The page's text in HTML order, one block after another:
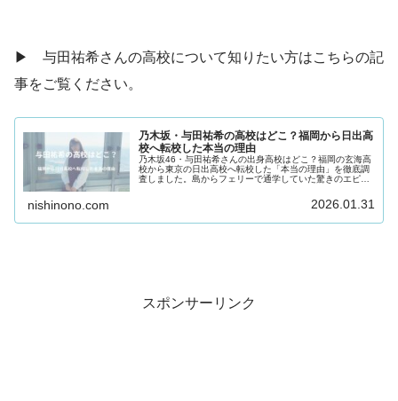
▶ 与田祐希さんの高校について知りたい方はこちらの記
事をご覧ください。
乃木坂・与田祐希の高校はどこ？福岡から日出高
校へ転校した本当の理由
乃木坂46・与田祐希さんの出身高校はどこ？福岡の玄海高
校から東京の日出高校へ転校した「本当の理由」を徹底調
査しました。島からフェリーで通学していた驚きのエピソ
nishinono.com 2026.01.31
スポンサーリンク